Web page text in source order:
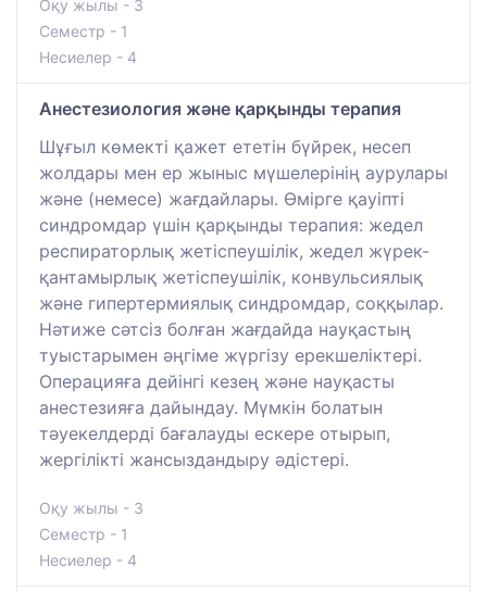
Оқу жылы - 3
Семестр - 1
Несиелер - 4
Анестезиология және қарқынды терапия
Шұғыл көмекті қажет ететін бүйрек, несеп
жолдары мен ер жыныс мүшелерінің аурулары
және (немесе) жағдайлары. Өмірге қауіпті
синдромдар үшін қарқынды терапия: жедел
респираторлық жетіспеушілік, жедел жүрек-
қантамырлық жетіспеушілік, конвульсиялық
және гипертермиялық синдромдар, соққылар.
Нәтиже сәтсіз болған жағдайда науқастың
туыстарымен әңгіме жүргізу ерекшеліктері.
Операцияға дейінгі кезең және науқасты
анестезияға дайындау. Мүмкін болатын
тәуекелдерді бағалауды ескере отырып,
жергілікті жансыздандыру әдістері.
Оқу жылы - 3
Семестр - 1
Несиелер - 4